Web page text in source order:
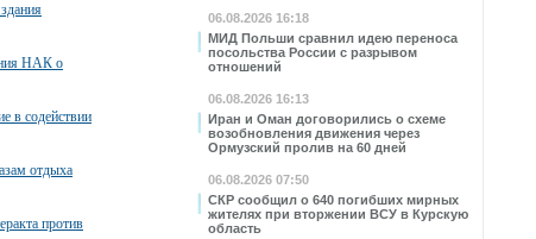
06.08.2026 16:18
МИД Польши сравнил идею переноса
посольства России с разрывом
отношений
06.08.2026 16:13
Иран и Оман договорились о схеме
возобновления движения через
Ормузский пролив на 60 дней
06.08.2026 07:50
СКР сообщил о 640 погибших мирных
жителях при вторжении ВСУ в Курскую
область
НАК о
в содействии
отдыха
против